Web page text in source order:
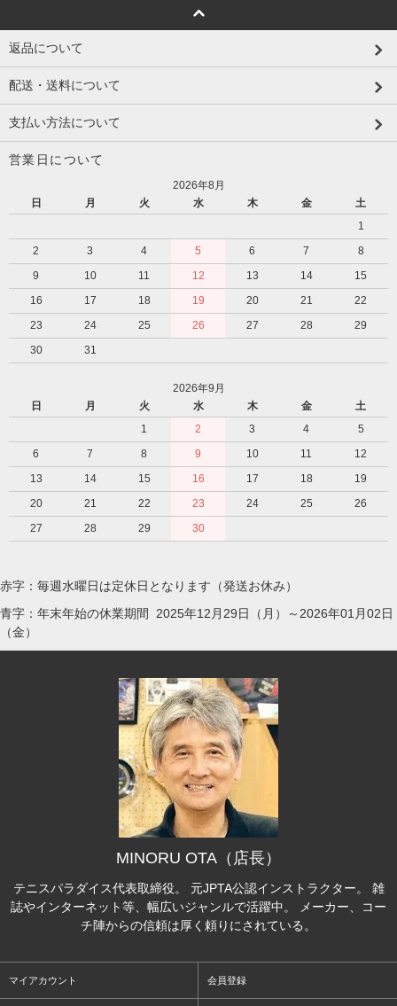
返品について
配送・送料について
支払い方法について
営業日について
2026年8月
日
月 火 水 木 金
土
1
2
3 4 5 6 7
8
9
10 11 12 13 14
15
16
17 18 19 20 21
22
23
24 25 26 27 28
29
30
31
2026年9月
日
月 火 水 木 金
土
1
2 3 4
5
6
7 8 9 10 11
12
13
14 15 16 17 18
19
20
21 22 23 24 25
26
27
28 29 30
赤字：毎週水曜日は定休日となります（発送お休み）
青字：年末年始の休業期間 2025年12月29日（月）～2026年01月02日
（金）
MINORU OTA（店長）
テニスパラダイス代表取締役。 元JPTA公認インストラクター。 雑
誌やインターネット等、幅広いジャンルで活躍中。 メーカー、コー
チ陣からの信頼は厚く頼りにされている。
マイアカウント 会員登録